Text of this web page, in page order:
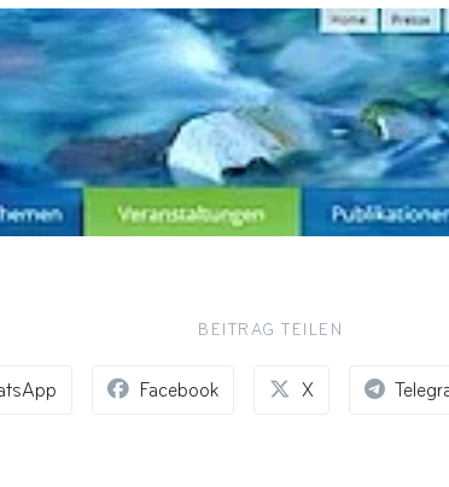
BEITRAG TEILEN
Facebook X